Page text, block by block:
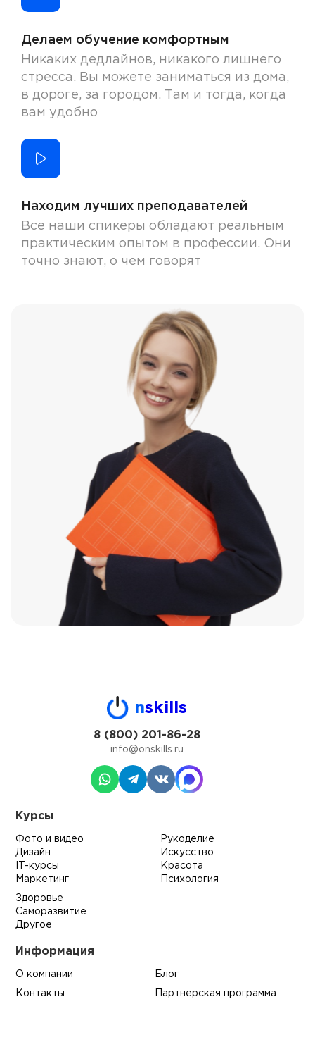
Делаем обучение комфортным
Никаких дедлайнов, никакого лишнего
стресса. Вы можете заниматься из дома,
в дороге, за городом. Там и тогда, когда
вам удобно
Находим лучших преподавателей
Все наши спикеры обладают реальным
практическим опытом в профессии. Они
точно знают, о чем говорят
nskills
8 (800) 201-86-28
info@onskills.ru
Курсы
Фото и видео
Дизайн
IT-курсы
Маркетинг
Рукоделие
Искусство
Красота
Психология
Здоровье
Саморазвитие
Другое
Информация
О компании Блог
Контакты Партнерская программа